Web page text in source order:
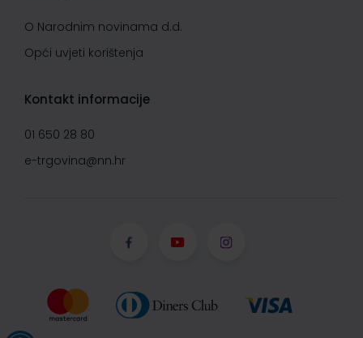
O Narodnim novinama d.d.
Opći uvjeti korištenja
Kontakt informacije
01 650 28 80
e-trgovina@nn.hr